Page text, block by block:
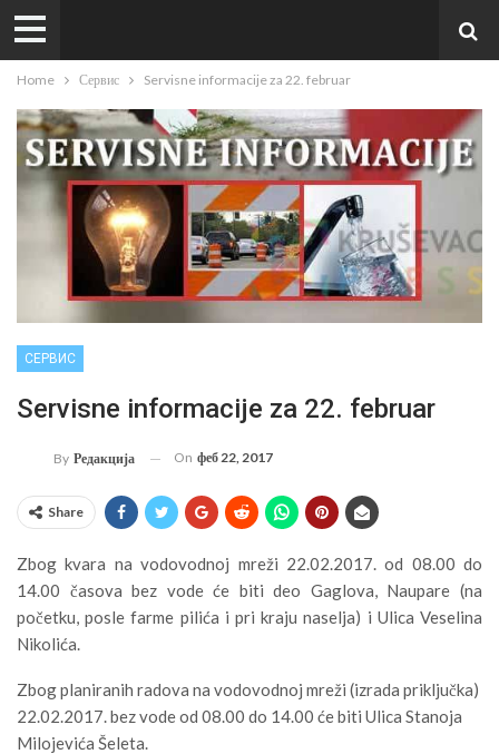
Home Сервис Servisne informacije za 22. februar
СЕРВИС
Servisne informacije za 22. februar
By Редакција On феб 22, 2017
Share
Zbog kvara na vodovodnoj mreži 22.02.2017. od 08.00 do
14.00 časova bez vode će biti deo Gaglova, Naupare (na
početku, posle farme pilića i pri kraju naselja) i Ulica Veselina
Nikolića.
Zbog planiranih radova na vodovodnoj mreži (izrada priključka)
22.02.2017. bez vode od 08.00 do 14.00 će biti Ulica Stanoja
Milojevića Šeleta.